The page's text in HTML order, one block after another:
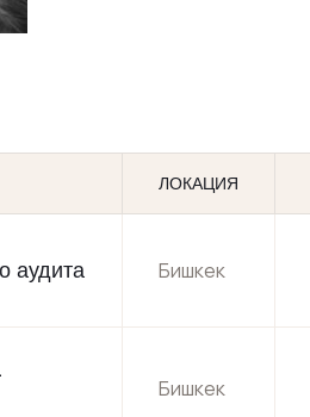
ЛОКАЦИЯ
аудита Бишкек
Бишкек